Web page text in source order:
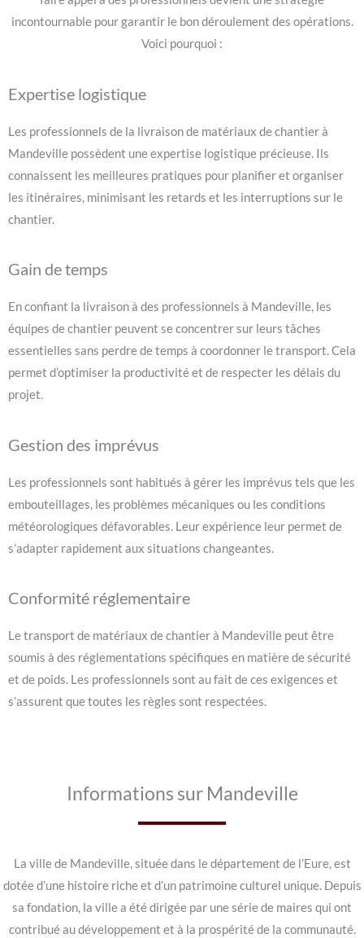
incontournable pour garantir le bon déroulement des opérations.
Voici pourquoi :
Expertise logistique
Les professionnels de la livraison de matériaux de chantier à
Mandeville possèdent une expertise logistique précieuse. Ils
connaissent les meilleures pratiques pour planifier et organiser
les itinéraires, minimisant les retards et les interruptions sur le
chantier.
Gain de temps
En confiant la livraison à des professionnels à Mandeville, les
équipes de chantier peuvent se concentrer sur leurs tâches
essentielles sans perdre de temps à coordonner le transport. Cela
permet d’optimiser la productivité et de respecter les délais du
projet.
Gestion des imprévus
Les professionnels sont habitués à gérer les imprévus tels que les
embouteillages, les problèmes mécaniques ou les conditions
météorologiques défavorables. Leur expérience leur permet de
s’adapter rapidement aux situations changeantes.
Conformité réglementaire
Le transport de matériaux de chantier à Mandeville peut être
soumis à des réglementations spécifiques en matière de sécurité
et de poids. Les professionnels sont au fait de ces exigences et
s’assurent que toutes les règles sont respectées.
Informations sur Mandeville
La ville de Mandeville, située dans le département de l’Eure, est
dotée d’une histoire riche et d’un patrimoine culturel unique. Depuis
sa fondation, la ville a été dirigée par une série de maires qui ont
contribué au développement et à la prospérité de la communauté.